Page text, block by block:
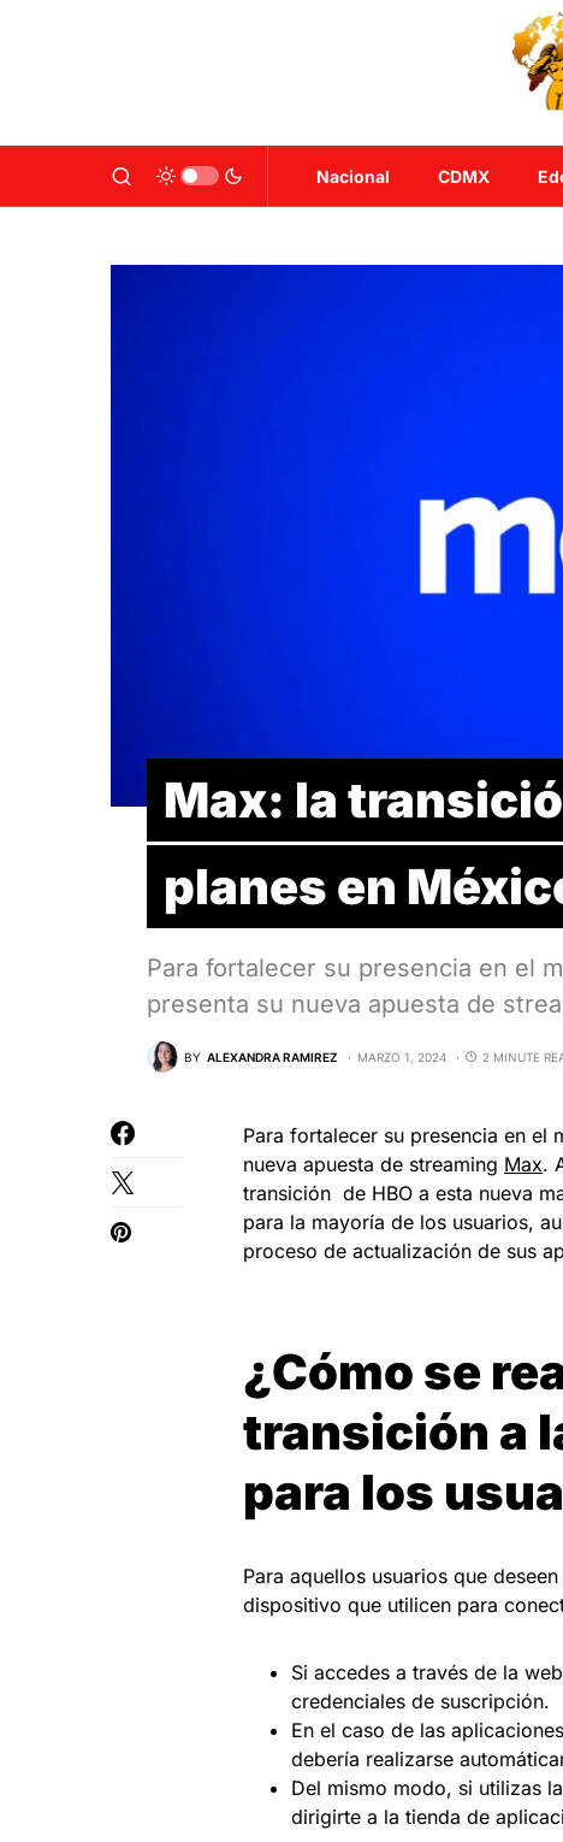
Nacional CDMX
Max: la
planes en
Para fortalecer su presencia en el
presenta su nueva apuesta de
BY ALEXANDRA RAMIREZ MARZO 1, 2024 2 MINUTE
Para fortalecer su presencia en el
nueva apuesta de streaming Max.
transición de HBO a esta nueva
para la mayoría de los usuarios,
proceso de actualización de sus
¿Cómo se
transición a
para los
Para aquellos usuarios que
dispositivo que utilicen para
Si accedes a través de la
credenciales de suscripción.
En el caso de las
debería realizarse
Del mismo modo, si utilizas
dirigirte a la tienda de